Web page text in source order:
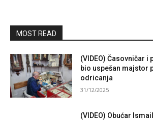
MOST READ
(VIDEO) Časovničar i
bio uspešan majstor
odricanja
31/12/2025
(VIDEO) Obućar